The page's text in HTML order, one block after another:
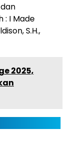
: I Made
S.H.,
2025,